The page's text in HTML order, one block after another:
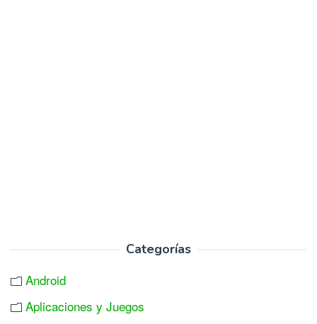
Categorías
Android
Aplicaciones y Juegos